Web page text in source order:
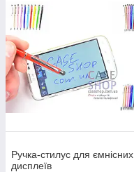
Ручка-стилус для ємнісних
дисплеїв